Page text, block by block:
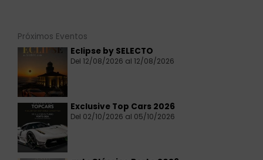
Próximos Eventos
Eclipse by SELECTO
Del 12/08/2026 al 12/08/2026
Exclusive Top Cars 2026
Del 02/10/2026 al 05/10/2026